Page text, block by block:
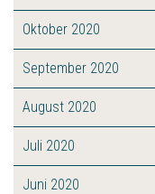
Oktober 2020
September 2020
August 2020
Juli 2020
Juni 2020